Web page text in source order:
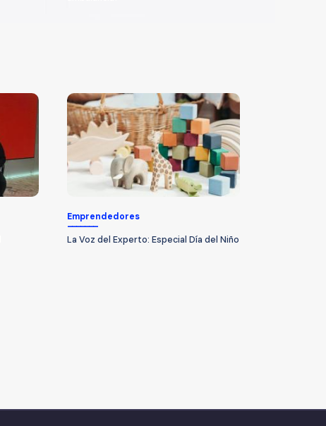
Emprendedores
La Voz del Experto: Especial Día del Niño